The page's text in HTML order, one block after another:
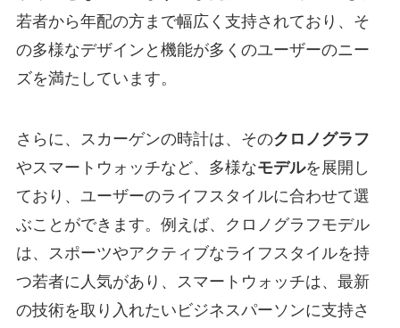
若者から年配の方まで幅広く支持されており、そ
の多様なデザインと機能が多くのユーザーのニー
ズを満たしています。
さらに、スカーゲンの時計は、そのクロノグラフ
やスマートウォッチなど、多様なモデルを展開し
ており、ユーザーのライフスタイルに合わせて選
ぶことができます。例えば、クロノグラフモデル
は、スポーツやアクティブなライフスタイルを持
つ若者に人気があり、スマートウォッチは、最新
の技術を取り入れたいビジネスパーソンに支持さ